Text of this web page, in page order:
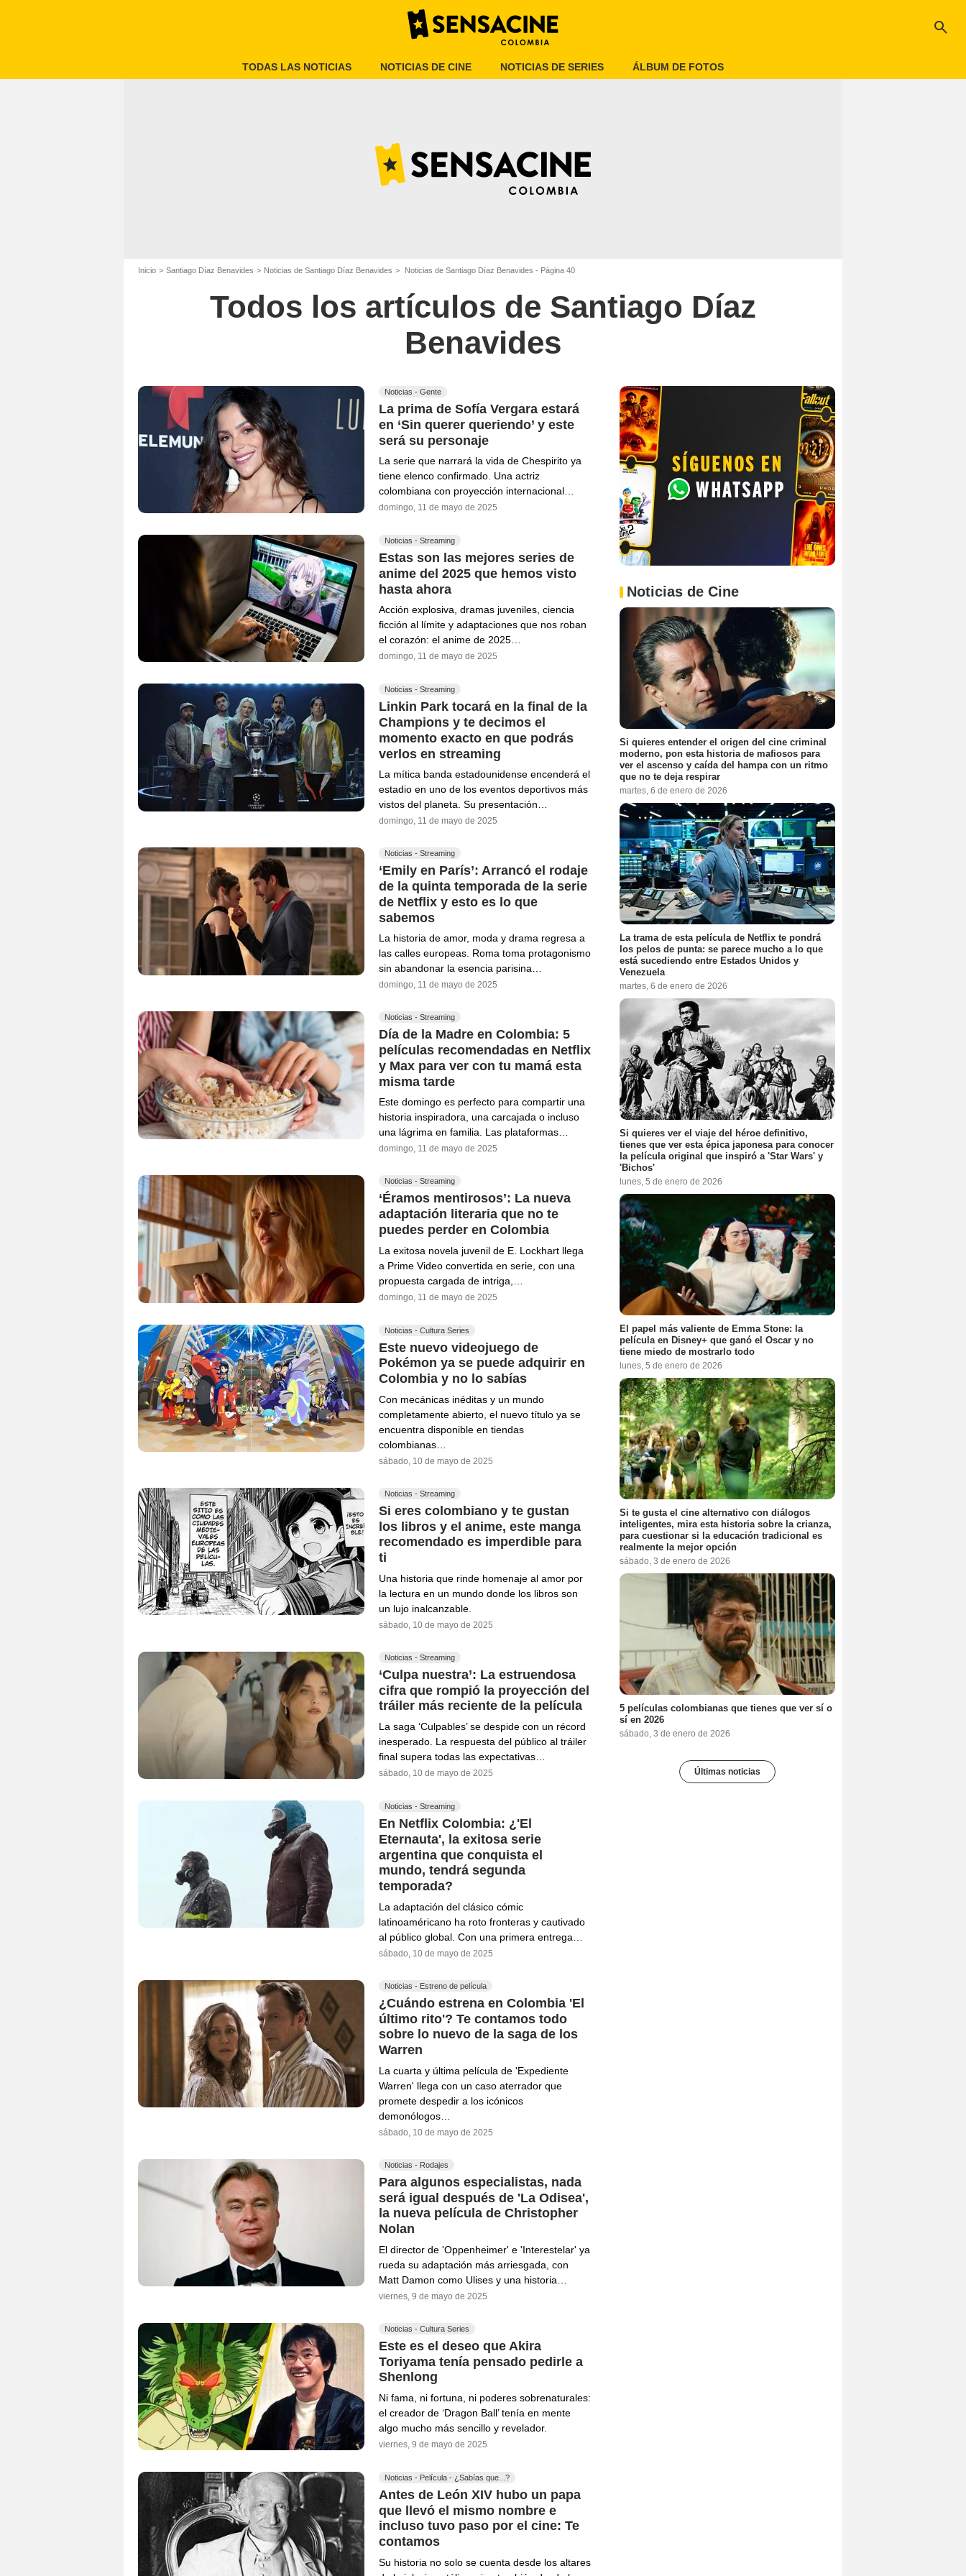
search
TODAS LAS NOTICIAS NOTICIAS DE CINE NOTICIAS DE SERIES ÁLBUM DE FOTOS
Inicio Santiago Díaz Benavides Noticias de Santiago Díaz Benavides Noticias de Santiago Díaz Benavides - Página 40
Todos los artículos de Santiago Díaz
Benavides
Noticias - Gente
La prima de Sofía Vergara estará
en ‘Sin querer queriendo’ y este
será su personaje
La serie que narrará la vida de Chespirito ya
tiene elenco confirmado. Una actriz
colombiana con proyección internacional…
domingo, 11 de mayo de 2025
Noticias - Streaming
Estas son las mejores series de
anime del 2025 que hemos visto
hasta ahora
Acción explosiva, dramas juveniles, ciencia
ficción al límite y adaptaciones que nos roban
el corazón: el anime de 2025…
domingo, 11 de mayo de 2025
Noticias - Streaming
Linkin Park tocará en la final de la
Champions y te decimos el
momento exacto en que podrás
verlos en streaming
La mítica banda estadounidense encenderá el
estadio en uno de los eventos deportivos más
vistos del planeta. Su presentación…
domingo, 11 de mayo de 2025
Noticias - Streaming
‘Emily en París’: Arrancó el rodaje
de la quinta temporada de la serie
de Netflix y esto es lo que
sabemos
La historia de amor, moda y drama regresa a
las calles europeas. Roma toma protagonismo
sin abandonar la esencia parisina…
domingo, 11 de mayo de 2025
Noticias - Streaming
Día de la Madre en Colombia: 5
películas recomendadas en Netflix
y Max para ver con tu mamá esta
misma tarde
Este domingo es perfecto para compartir una
historia inspiradora, una carcajada o incluso
una lágrima en familia. Las plataformas…
domingo, 11 de mayo de 2025
Noticias - Streaming
‘Éramos mentirosos’: La nueva
adaptación literaria que no te
puedes perder en Colombia
La exitosa novela juvenil de E. Lockhart llega
a Prime Video convertida en serie, con una
propuesta cargada de intriga,…
domingo, 11 de mayo de 2025
Noticias - Cultura Series
Este nuevo videojuego de
Pokémon ya se puede adquirir en
Colombia y no lo sabías
Con mecánicas inéditas y un mundo
completamente abierto, el nuevo título ya se
encuentra disponible en tiendas
colombianas…
sábado, 10 de mayo de 2025
Noticias - Streaming
Si eres colombiano y te gustan
los libros y el anime, este manga
recomendado es imperdible para
ti
Una historia que rinde homenaje al amor por
la lectura en un mundo donde los libros son
un lujo inalcanzable.
sábado, 10 de mayo de 2025
Noticias - Streaming
‘Culpa nuestra’: La estruendosa
cifra que rompió la proyección del
tráiler más reciente de la película
La saga ‘Culpables’ se despide con un récord
inesperado. La respuesta del público al tráiler
final supera todas las expectativas…
sábado, 10 de mayo de 2025
Noticias - Streaming
En Netflix Colombia: ¿'El
Eternauta', la exitosa serie
argentina que conquista el
mundo, tendrá segunda
temporada?
La adaptación del clásico cómic
latinoaméricano ha roto fronteras y cautivado
al público global. Con una primera entrega…
sábado, 10 de mayo de 2025
Noticias - Estreno de película
¿Cuándo estrena en Colombia 'El
último rito'? Te contamos todo
sobre lo nuevo de la saga de los
Warren
La cuarta y última película de 'Expediente
Warren' llega con un caso aterrador que
promete despedir a los icónicos
demonólogos…
sábado, 10 de mayo de 2025
Noticias - Rodajes
Para algunos especialistas, nada
será igual después de 'La Odisea',
la nueva película de Christopher
Nolan
El director de 'Oppenheimer' e 'Interestelar' ya
rueda su adaptación más arriesgada, con
Matt Damon como Ulises y una historia…
viernes, 9 de mayo de 2025
Noticias - Cultura Series
Este es el deseo que Akira
Toriyama tenía pensado pedirle a
Shenlong
Ni fama, ni fortuna, ni poderes sobrenaturales:
el creador de ‘Dragon Ball’ tenía en mente
algo mucho más sencillo y revelador.
viernes, 9 de mayo de 2025
Noticias - Película - ¿Sabías que...?
Antes de León XIV hubo un papa
que llevó el mismo nombre e
incluso tuvo paso por el cine: Te
contamos
Su historia no solo se cuenta desde los altares
Noticias de Cine
Si quieres entender el origen del cine criminal
moderno, pon esta historia de mafiosos para
ver el ascenso y caída del hampa con un ritmo
que no te deja respirar
martes, 6 de enero de 2026
La trama de esta película de Netflix te pondrá
los pelos de punta: se parece mucho a lo que
está sucediendo entre Estados Unidos y
Venezuela
martes, 6 de enero de 2026
Si quieres ver el viaje del héroe definitivo,
tienes que ver esta épica japonesa para conocer
la película original que inspiró a 'Star Wars' y
'Bichos'
lunes, 5 de enero de 2026
El papel más valiente de Emma Stone: la
película en Disney+ que ganó el Oscar y no
tiene miedo de mostrarlo todo
lunes, 5 de enero de 2026
Si te gusta el cine alternativo con diálogos
inteligentes, mira esta historia sobre la crianza,
para cuestionar si la educación tradicional es
realmente la mejor opción
sábado, 3 de enero de 2026
5 películas colombianas que tienes que ver sí o
sí en 2026
sábado, 3 de enero de 2026
Últimas noticias